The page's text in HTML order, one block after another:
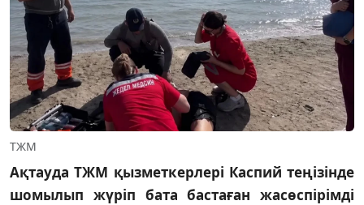
ТЖМ
Ақтауда ТЖМ қызметкерлері Каспий теңізінде
шомылып жүріп бата бастаған жасөспірімді